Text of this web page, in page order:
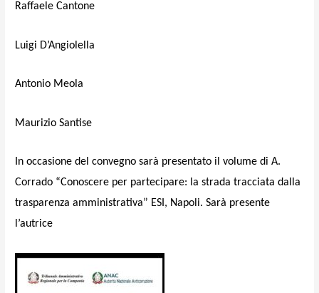
Raffaele Cantone
Luigi D’Angiolella
Antonio Meola
Maurizio Santise
In occasione del convegno sarà presentato il volume di A.
Corrado “Conoscere per partecipare: la strada tracciata dalla
trasparenza amministrativa” ESI, Napoli. Sarà presente
l’autrice